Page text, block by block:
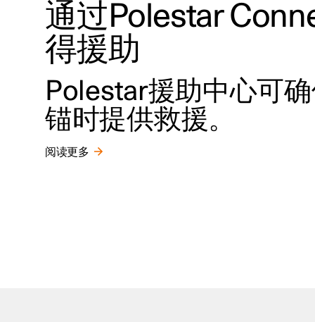
通过Polestar
得援助
Polestar援助中心可
锚时提供救援。
阅读更多